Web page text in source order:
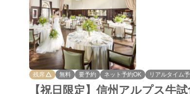
残席 無料 要予約 ネット予約OK リアルタイム
【祝日限定】信州アルプス牛